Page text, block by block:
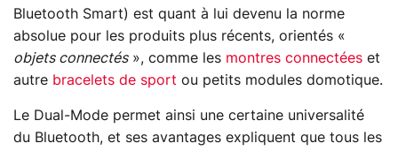
Bluetooth Smart) est quant à lui devenu la norme
absolue pour les produits plus récents, orientés «
objets connectés», comme les montres connectées et
autre bracelets de sport ou petits modules domotique.
Le Dual-Mode permet ainsi une certaine universalité
du Bluetooth, et ses avantages expliquent que tous les